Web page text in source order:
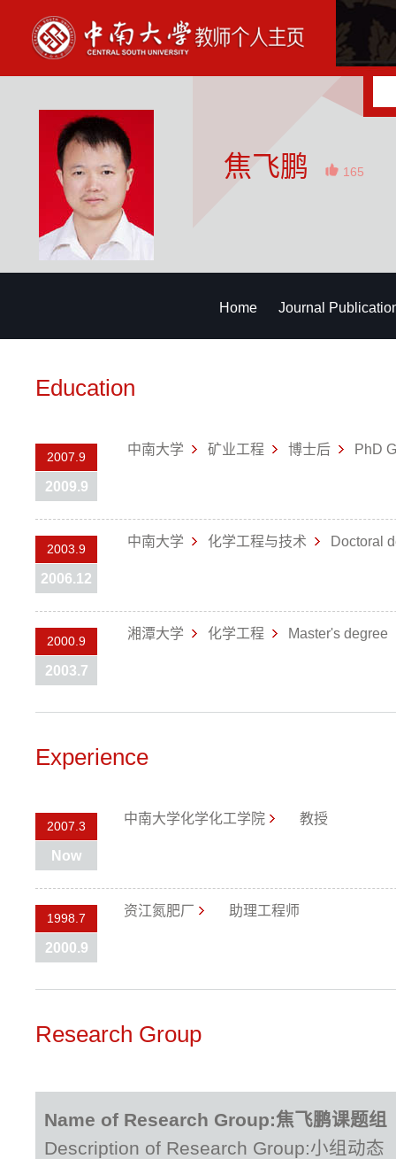
焦飞鹏 165
Home Journal
Education
2007.9
2009.9
中南大学 矿业工程 博士后 PhD
2003.9
2006.12
中南大学 化学工程与技术 Doctoral
2000.9
2003.7
湘潭大学 化学工程 Master's degree
Experience
2007.3
Now
中南大学化学化工学院 教授
1998.7
2000.9
资江氮肥厂 助理工程师
Research Group
Name of Research Group:焦飞鹏课题组
Description of Research Group:小组动态